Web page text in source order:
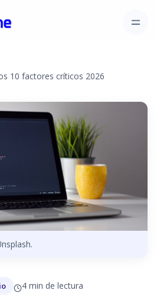
10 factores críticos 2026
4 min de lectura